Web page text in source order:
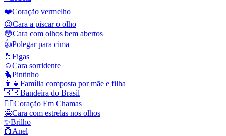
❤️Coração vermelho
😉Cara a piscar o olho
😳Cara com olhos bem abertos
👍Polegar para cima
🤞 Figas
☺️Cara sorridente
🐤Pintinho
👩‍👧 Família composta por mãe e filha
🇧🇷Bandeira do Brasil
❤️‍🔥Coração Em Chamas
🤩Cara com estrelas nos olhos
✨Brilho
💍Anel